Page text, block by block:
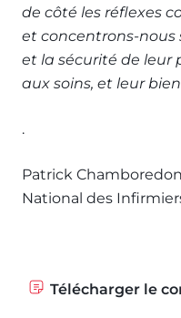
de côté les réflexes
et concentrons-nous
et la sécurité de leur
aux soins, et leur
.
Patrick
National des
Télécharger le